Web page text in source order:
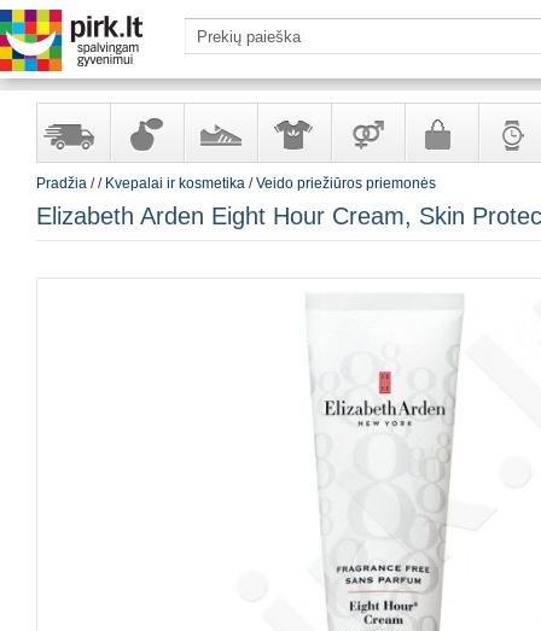
sandėlyje
ir
kosmetika
ir
aksesuarai
suaugusiems
ir
Pradžia // Kvepalai ir kosmetika /Veido priežiūros priemonės
Elizabeth Arden Eight Hour Cream, Skin